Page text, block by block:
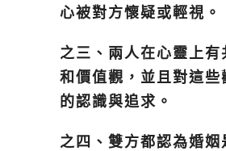
心被對方懷疑或輕視。
之三、兩人在心靈上有
和價值觀，並且對這些
的認識與追求。
之四、雙方都認為婚姻